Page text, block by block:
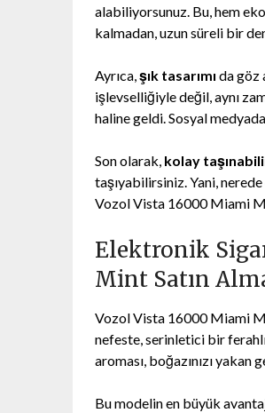
alabiliyorsunuz. Bu, hem
kalmadan, uzun süreli bir
Ayrıca,şık tasarımı da göz
işlevselliğiyle değil, aynı
haline geldi. Sosyal
Son olarak, kolay
taşıyabilirsiniz. Yani,
Vozol Vista 16000 Miami
Elektronik
Mint Satın
Vozol Vista 16000 Miami
nefeste, serinletici bir
aroması, boğazınızı
Bu modelin en büyük